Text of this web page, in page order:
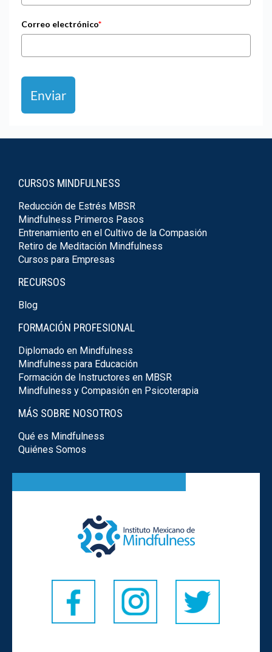
Correo electrónico*
Enviar
CURSOS MINDFULNESS
Reducción de Estrés MBSR
Mindfulness Primeros Pasos
Entrenamiento en el Cultivo de la Compasión
Retiro de Meditación Mindfulness
Cursos para Empresas
RECURSOS
Blog
FORMACIÓN PROFESIONAL
Diplomado en Mindfulness
Mindfulness para Educación
Formación de Instructores en MBSR
Mindfulness y Compasión en Psicoterapia
MÁS SOBRE NOSOTROS
Qué es Mindfulness
Quiénes Somos